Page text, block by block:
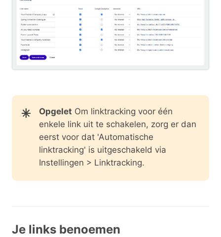
Opgelet Om linktracking voor één
enkele link uit te schakelen, zorg er dan
eerst voor dat 'Automatische
linktracking' is uitgeschakeld via
Instellingen > Linktracking.
Je links benoemen